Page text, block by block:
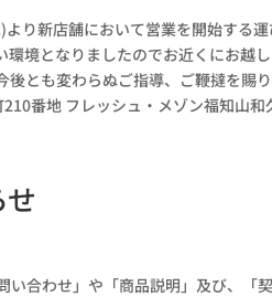
り新店舗において営業を開始する
境となりましたのでお近くにお越
とも変わらぬご指導、ご鞭撻を賜
番地 フレッシュ・メゾン福知山和
合わせ」や「商品説明」及び、「